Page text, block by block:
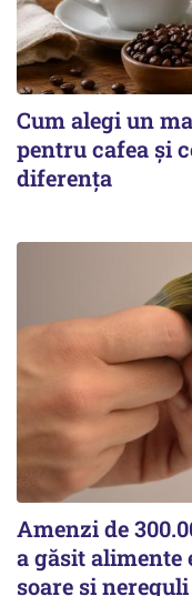
Cum alegi un
pentru cafea și
diferența
Amenzi de
a găsit alimente
soare și